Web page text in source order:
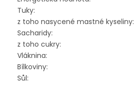
Tuky:
z toho nasycené mastné kyseliny:
Sacharidy:
z toho cukry:
Vláknina:
Bílkoviny:
Sůl: